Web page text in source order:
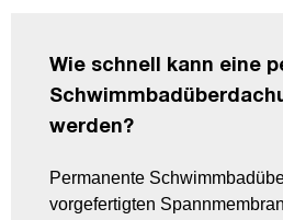
Wie schnell kann eine
werden?
Permanente
vorgefertigten